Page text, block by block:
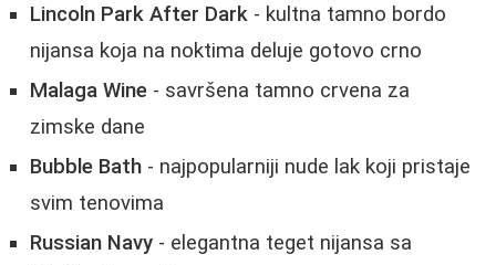
Lincoln Park After Dark - kultna tamno bordo
nijansa koja na noktima deluje gotovo crno
Malaga Wine - savršena tamno crvena za
zimske dane
Bubble Bath - najpopularniji nude lak koji pristaje
svim tenovima
Russian Navy - elegantna teget nijansa sa